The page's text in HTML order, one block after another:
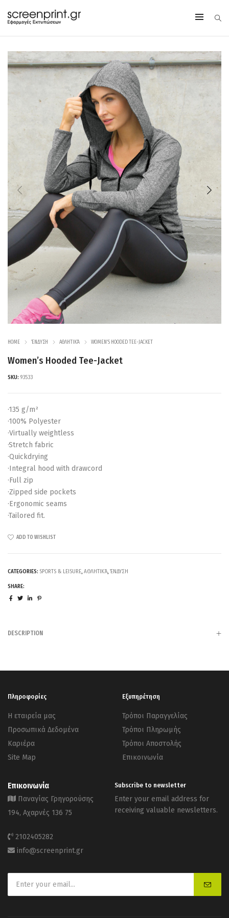
HOME ΈΝΔΥΣΗ ΑΘΛΗΤΙΚΆ WOMEN’S HOODED TEE-JACKET
Women’s Hooded Tee-Jacket
SKU: 93533
·135 g/m²
·100% Polyester
·Virtually weightless
·Stretch fabric
·Quickdrying
·Integral hood with drawcord
·Full zip
·Zipped side pockets
·Ergonomic seams
·Tailored fit.
ADD TO WISHLIST
CATEGORIES: SPORTS & LEISURE, ΑΘΛΗΤΙΚΆ, ΈΝΔΥΣΗ
SHARE:
DESCRIPTION
Πληροφορίες
Η εταιρεία μας
Προσωπικά Δεδομένα
Καριέρα
Site Map
Εξυπηρέτηση
Τρόποι Παραγγελίας
Τρόποι Πληρωμής
Τρόποι Αποστολής
Επικοινωνία
Επικοινωνία
Παναγίας Γρηγορούσης
194, Αχαρνές 136 75
2102405282
info@screenprint.gr
Subscribe to newsletter
Enter your email address for
receiving valuable newsletters.